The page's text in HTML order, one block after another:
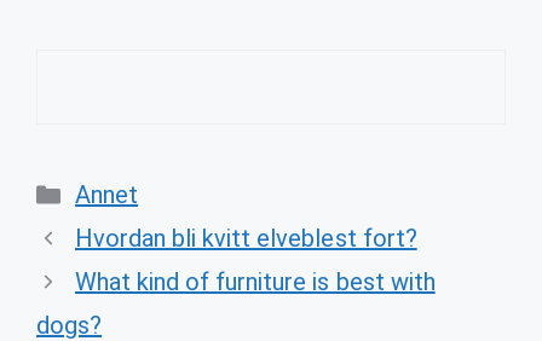
Categories
Annet
Hvordan bli kvitt elveblest fort?
What kind of furniture is best with
dogs?